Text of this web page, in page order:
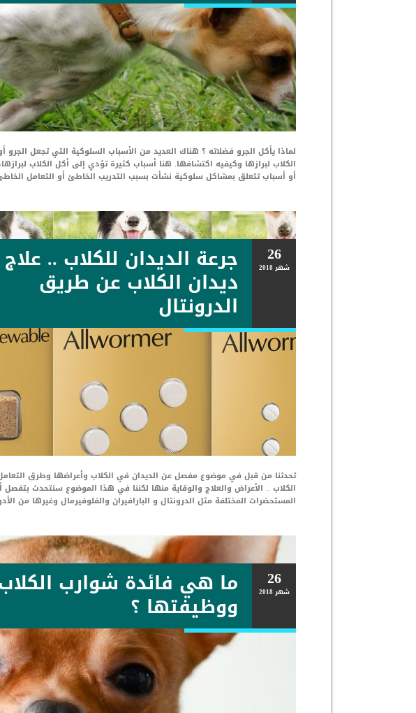
الكلاب لبرازها وكيفيه اكتشافها. هنا أسباب كثيرة تؤدي إلى أكل الكلاب
أو أسباب تتعلق بمشاكل سلوكية نشأت بسبب التدريب الخاطئ أو التعامل
26
شهر2018 جرعة الديدان للكلاب .. علاج
ديدان الكلاب عن طريق
الدرونتال
تحدثنا من قبل في موضوع مفصل عن الديدان في الكلاب وأعراضها وطرق
الكلاب .. الأعراض والعلاج والوقاية منها لكننا في هذا الموضوع سنتحدث
المستحضرات المختلفة مثل الدرونتال و البارافيران والفلوفيرمال وغيرها من
26
شهر2018 ما هي فائدة شوارب
ووظيفتها ؟